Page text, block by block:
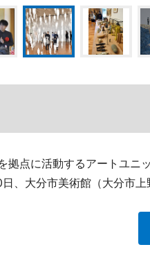
拠点に活動するアートユニ
日、大分市美術館（大分市